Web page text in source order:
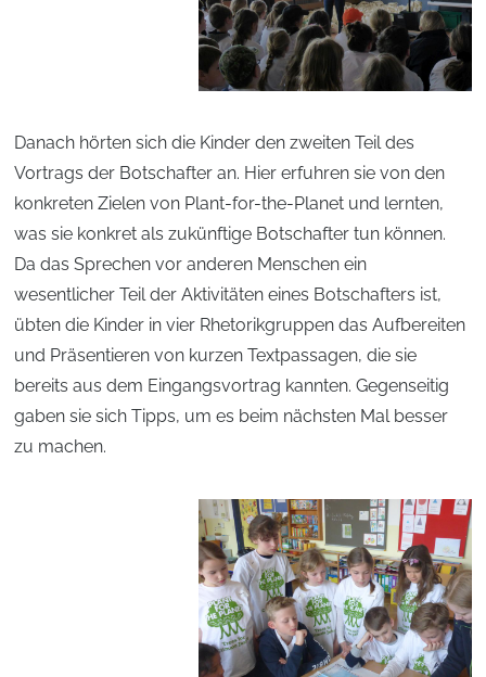
Danach hörten sich die Kinder den zweiten Teil des
Vortrags der Botschafter an. Hier erfuhren sie von den
konkreten Zielen von Plant-for-the-Planet und lernten,
was sie konkret als zukünftige Botschafter tun können.
Da das Sprechen vor anderen Menschen ein
wesentlicher Teil der Aktivitäten eines Botschafters ist,
übten die Kinder in vier Rhetorikgruppen das Aufbereiten
und Präsentieren von kurzen Textpassagen, die sie
bereits aus dem Eingangsvortrag kannten. Gegenseitig
gaben sie sich Tipps, um es beim nächsten Mal besser
zu machen.